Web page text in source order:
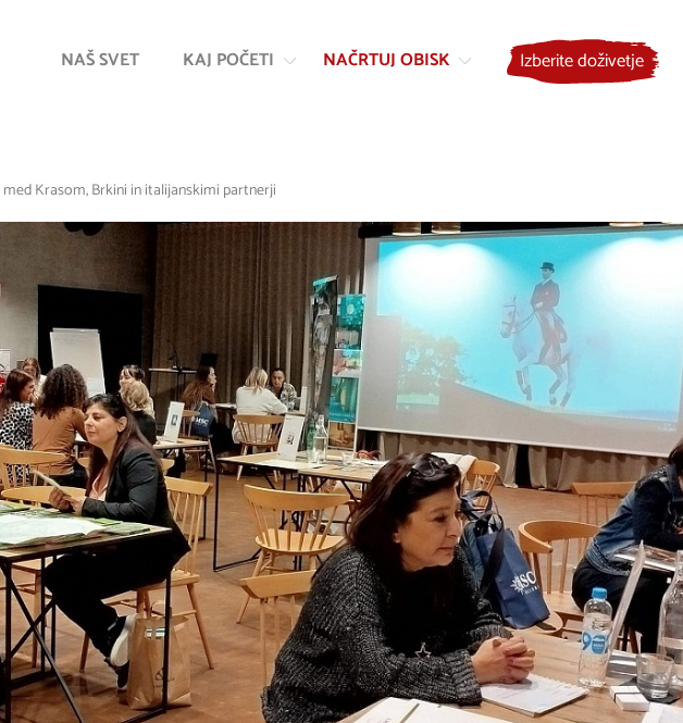
vsebino
NAŠ SVET KAJ POČETI NAČRTUJ OBISK Izberite doživetje
Krasom, Brkini in italijanskimi partnerji